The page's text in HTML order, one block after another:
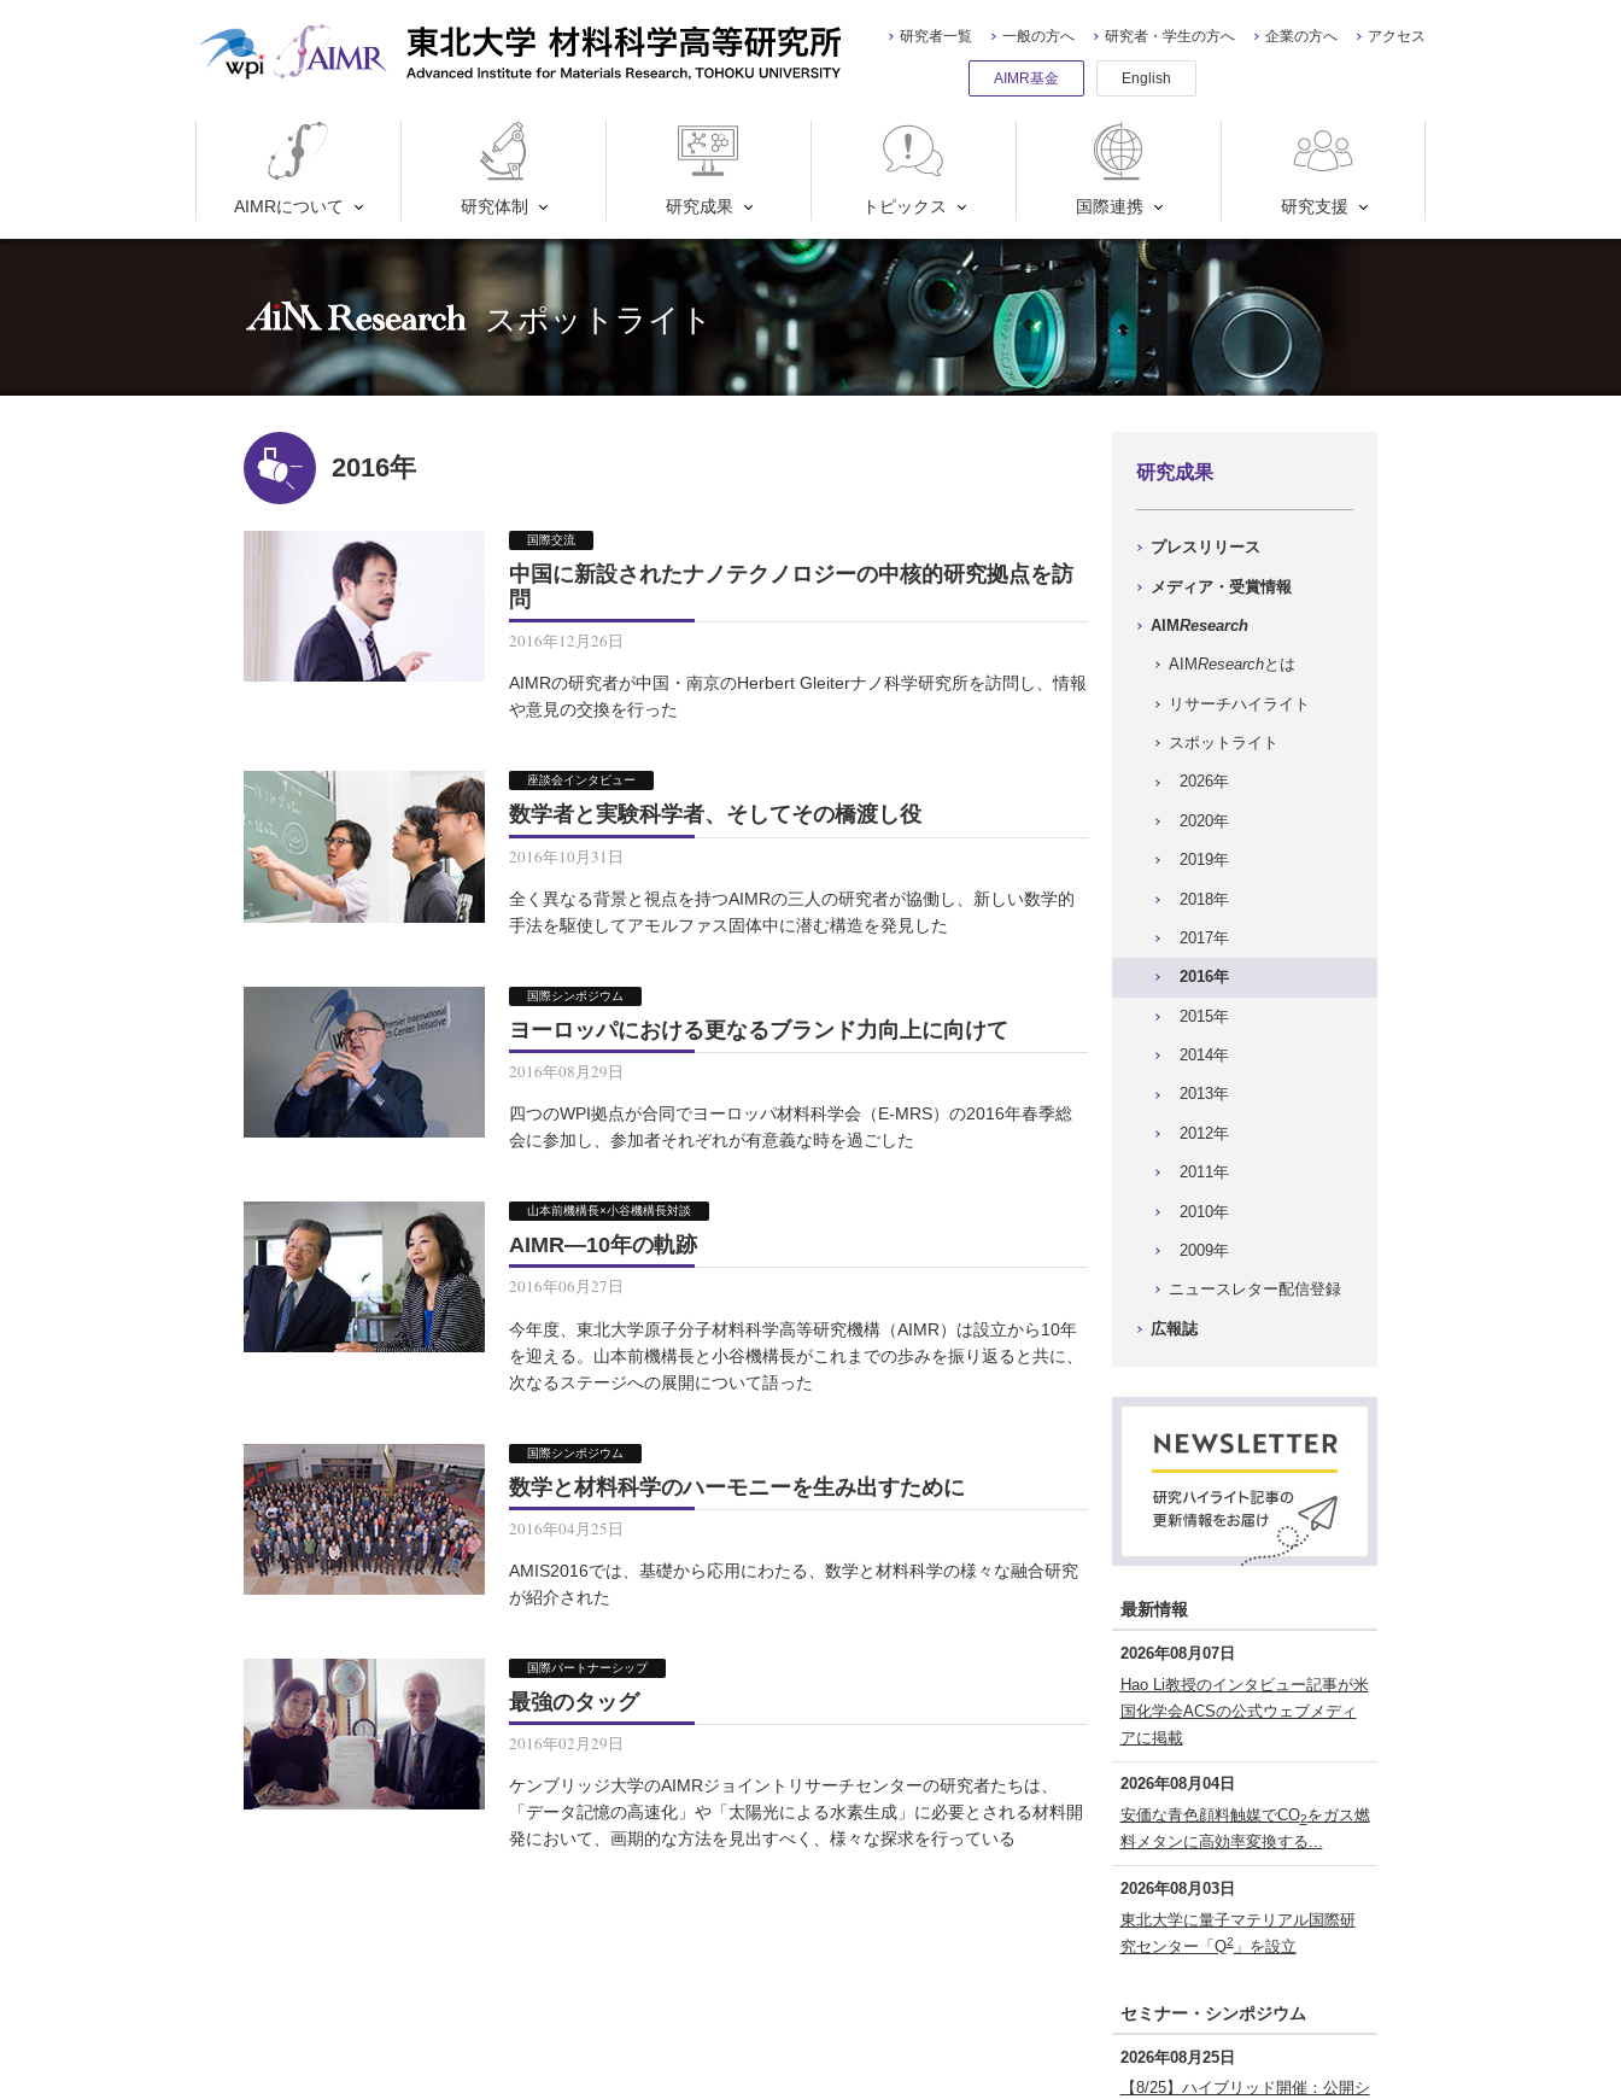
AIMRについて 研究体制 研究成果 トピックス 国際連携 研究支援
研究者一覧 一般の方へ 研究者・学生の方へ 企業の方へ アクセス
AIMR基金 English
スポットライト
2016年
国際交流
中国に新設されたナノテクノロジーの中核的研究拠点を訪
問
2016年12月26日
AIMRの研究者が中国・南京のHerbert Gleiterナノ科学研究所を訪問し、情報
や意見の交換を行った
座談会インタビュー
数学者と実験科学者、そしてその橋渡し役
2016年10月31日
全く異なる背景と視点を持つAIMRの三人の研究者が協働し、新しい数学的
手法を駆使してアモルファス固体中に潜む構造を発見した
国際シンポジウム
ヨーロッパにおける更なるブランド力向上に向けて
2016年08月29日
四つのWPI拠点が合同でヨーロッパ材料科学会（E-MRS）の2016年春季総
会に参加し、参加者それぞれが有意義な時を過ごした
山本前機構長×小谷機構長対談
AIMR—10年の軌跡
2016年06月27日
今年度、東北大学原子分子材料科学高等研究機構（AIMR）は設立から10年
を迎える。山本前機構長と小谷機構長がこれまでの歩みを振り返ると共に、
次なるステージへの展開について語った
国際シンポジウム
数学と材料科学のハーモニーを生み出すために
2016年04月25日
AMIS2016では、基礎から応用にわたる、数学と材料科学の様々な融合研究
が紹介された
国際パートナーシップ
最強のタッグ
2016年02月29日
ケンブリッジ大学のAIMRジョイントリサーチセンターの研究者たちは、
「データ記憶の高速化」や「太陽光による水素生成」に必要とされる材料開
発において、画期的な方法を見出すべく、様々な探求を行っている
研究成果
プレスリリース
メディア・受賞情報
AIMResearch
AIMResearchとは
リサーチハイライト
スポットライト
2026年
2020年
2019年
2018年
2017年
2016年
2015年
2014年
2013年
2012年
2011年
2010年
2009年
ニュースレター配信登録
広報誌
最新情報
2026年08月07日
Hao Li教授のインタビュー記事が米
国化学会ACSの公式ウェブメディ
アに掲載
2026年08月04日
安価な青色顔料触媒でCO2をガス燃
料メタンに高効率変換する...
2026年08月03日
東北大学に量子マテリアル国際研
究センター「Q2」を設立
セミナー・シンポジウム
2026年08月25日
【8/25】ハイブリッド開催：公開シ